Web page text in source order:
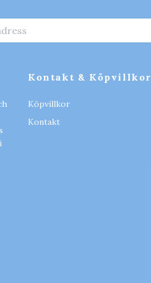
Kontakt & Köpvillkor
Köpvillkor
Kontakt